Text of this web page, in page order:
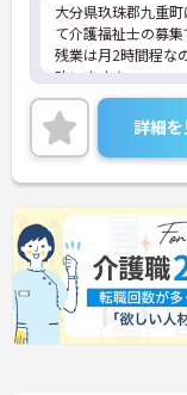
大分県玖珠郡九重
て介護福祉士の募集
残業は月2時間程な
叶います☆
また、住宅手当が
安心して長く勤務
さらに、マイカー
◎
ご興味のある方に
に詳細をお話しい
さい！
詳細